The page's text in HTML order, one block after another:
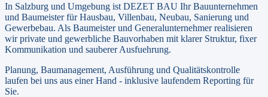
In Salzburg und Umgebung ist DEZET BAU Ihr Bauunternehmen
und Baumeister für Hausbau, Villenbau, Neubau, Sanierung und
Gewerbebau. Als Baumeister und Generalunternehmer realisieren
wir private und gewerbliche Bauvorhaben mit klarer Struktur, fixer
Kommunikation und sauberer Ausfuehrung.
Planung, Baumanagement, Ausführung und Qualitätskontrolle
laufen bei uns aus einer Hand - inklusive laufendem Reporting für
Sie.